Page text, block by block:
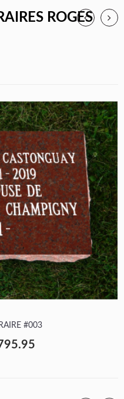
ROGES
#003